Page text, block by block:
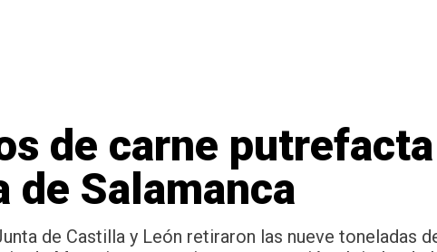
de carne
de Salamanca
de Castilla y León retiraron las nueve toneladas